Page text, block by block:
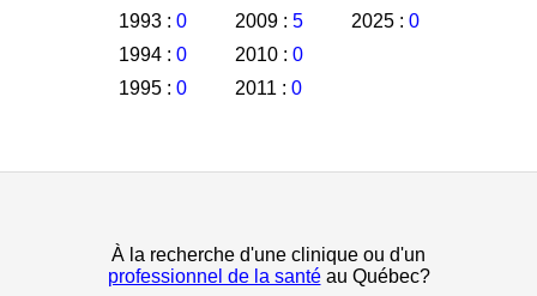
1993 : 0
1994 : 0
1995 : 0
2009 : 5
2010 : 0
2011 : 0
2025 : 0
À la recherche d'une clinique ou d'un
professionnel de la santéau Québec?